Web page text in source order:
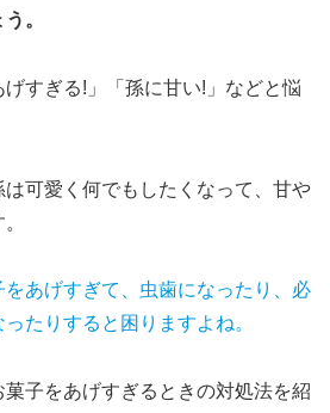
。
げすぎる!」「孫に甘い!」などと悩
可愛く何でもしたくなって、甘や
あげすぎて、虫歯になったり、 必
たりすると困りますよね。
子をあげすぎるときの対処法を紹